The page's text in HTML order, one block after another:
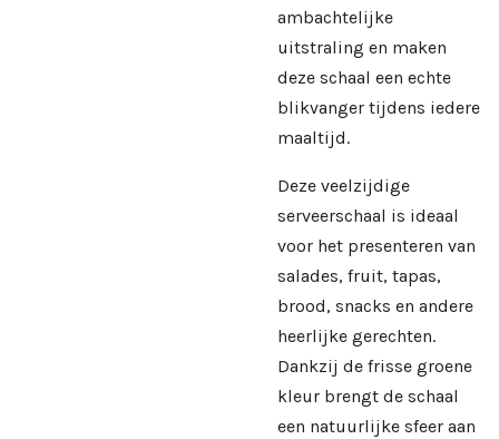
ambachtelijke
uitstraling en maken
deze schaal een echte
blikvanger tijdens iedere
maaltijd.
Deze veelzijdige
serveerschaal is ideaal
voor het presenteren van
salades, fruit, tapas,
brood, snacks en andere
heerlijke gerechten.
Dankzij de frisse groene
kleur brengt de schaal
een natuurlijke sfeer aan